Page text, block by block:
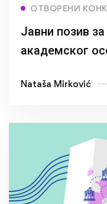
ОТВОРЕНИ
Јавни позив
академског
Nataša Mirković